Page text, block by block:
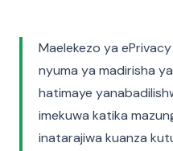
Maelekezo ya
nyuma ya madirisha
hatimaye
imekuwa katika
inatarajiwa kuanza